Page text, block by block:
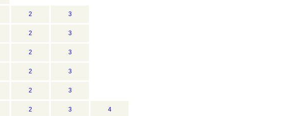
2 3
2 3
2 3
2 3
2 3
2 3 4